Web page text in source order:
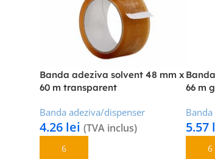
Banda adeziva solvent 48 mm x
60 m transparent
Banda adeziva/dispenser
4.26 lei (TVA inclus)
Adaugă În Coș
66 m
5.57